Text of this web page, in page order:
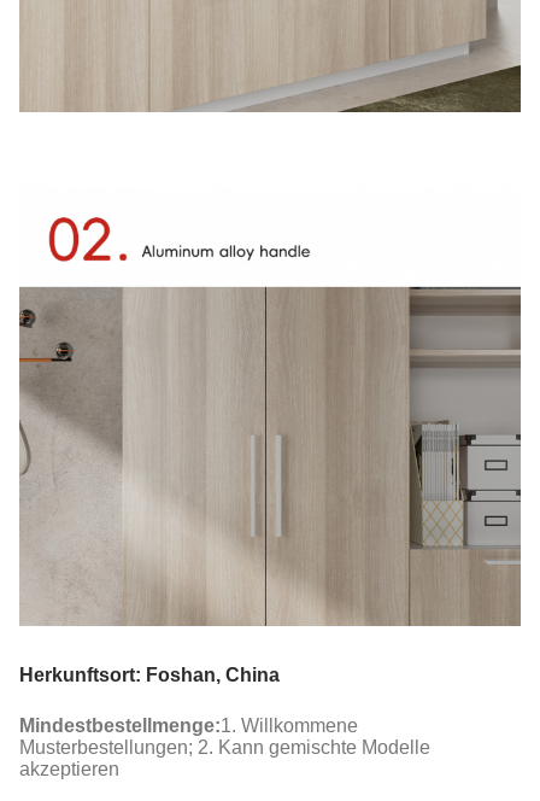
Herkunftsort: Foshan, China
Mindestbestellmenge:1. Willkommene
Musterbestellungen; 2. Kann gemischte Modelle
akzeptieren